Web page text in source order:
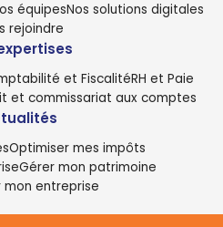
équipesNos solutions digitales
rejoindre
et FiscalitéRH et Paie
et commissariat aux comptes
Optimiser mes impôts
Gérer mon patrimoine
mon entreprise